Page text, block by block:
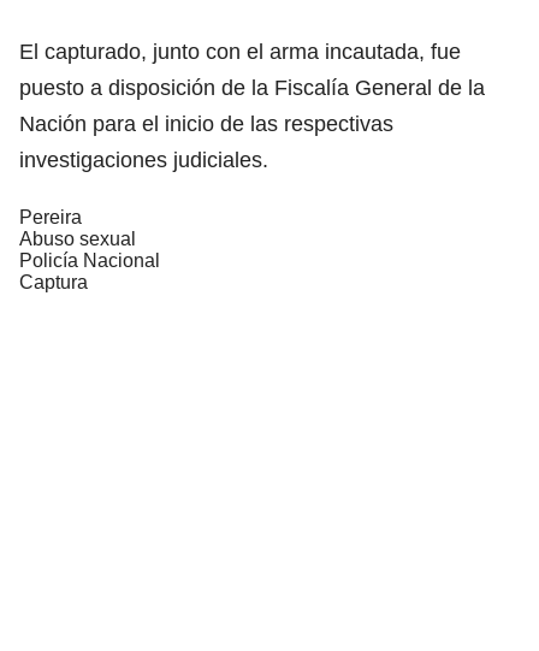
El capturado, junto con el arma incautada, fue
puesto a disposición de la Fiscalía General de la
Nación para el inicio de las respectivas
investigaciones judiciales.
Pereira
Abuso sexual
Policía Nacional
Captura